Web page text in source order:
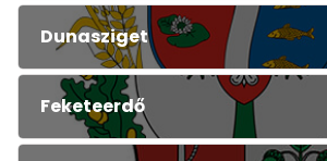
Dunasziget
Feketeerdő